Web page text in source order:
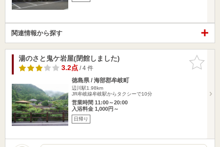
関連情報から探す
お気に入
りに追加
湯のさと鬼ケ岩屋(閉館しました)
3.2点/ 4 件
徳島県 / 海部郡牟岐町
辺川駅1.98km
JR牟岐線牟岐駅からタクシーで10分
営業時間 11:00～20:00
入浴料金 1,000円～
日帰り